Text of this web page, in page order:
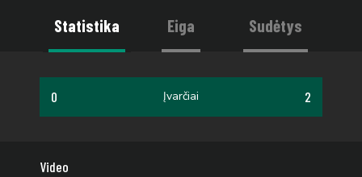
Statistika Eiga Sudėtys
0 Įvarčiai 2
Video